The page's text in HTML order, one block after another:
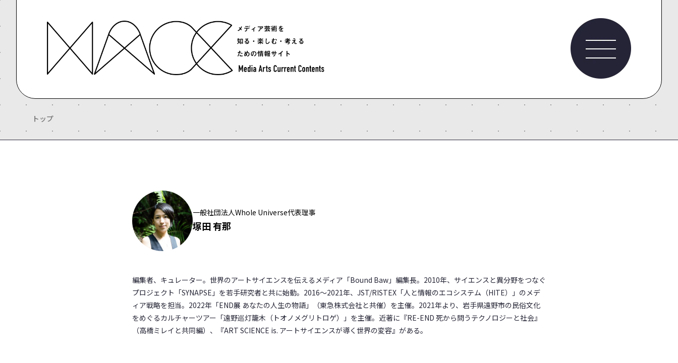
トップ
一般社団法人Whole Universe代表理事
塚田 有那
編集者、キュレーター。世界のアートサイエンスを伝えるメディア「Bound Baw」編集長。2010年、サイエンスと異分野をつなぐ
プロジェクト「SYNAPSE」を若手研究者と共に始動。2016～2021年、JST/RISTEX「人と情報のエコシステム（HITE）」のメデ
ィア戦略を担当。2022年「END展 あなたの人生の物語」（東急株式会社と共催）を主催。2021年より、岩手県遠野市の民俗文化
をめぐるカルチャーツアー「遠野巡灯籠木（トオノメグリトロゲ）」を主催。近著に『RE-END 死から問うテクノロジーと社会』
（高橋ミレイと共同編）、『ART SCIENCE is. アートサイエンスが導く世界の変容』がある。